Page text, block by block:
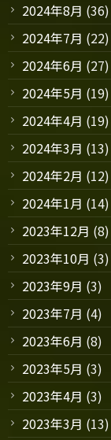
2024年8月 (36)
2024年7月 (22)
2024年6月 (27)
2024年5月 (19)
2024年4月 (19)
2024年3月 (13)
2024年2月 (12)
2024年1月 (14)
2023年12月 (8)
2023年10月 (3)
2023年9月 (3)
2023年7月 (4)
2023年6月 (8)
2023年5月 (3)
2023年4月 (3)
2023年3月 (13)